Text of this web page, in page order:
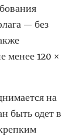
— без
менее 120 ×
на
быть одет в